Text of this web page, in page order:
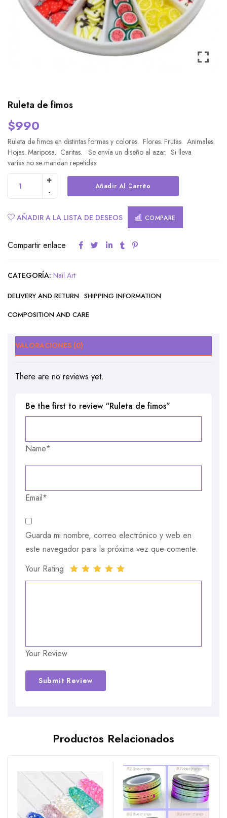
Ruleta de fimos
$990
Ruleta de fimos en distintas formas y colores. Flores. Frutas. Animales.
Hojas. Mariposa. Caritas. Se envía un diseño al azar. Si lleva
varías no se mandan repetidas.
Añadir Al Carrito
AÑADIR A LA LISTA DE DESEOS COMPARE
Compartir enlace
CATEGORÍA: Nail Art
DELIVERY AND RETURN SHIPPING INFORMATION
COMPOSITION AND CARE
VALORACIONES (0)
There are no reviews yet.
Be the first to review “Ruleta de fimos”
Name*
Email*
Guarda mi nombre, correo electrónico y web en
este navegador para la próxima vez que comente.
Your Rating
Your Review
Productos Relacionados